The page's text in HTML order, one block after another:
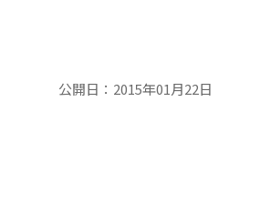
公開日： 2015年01月22日